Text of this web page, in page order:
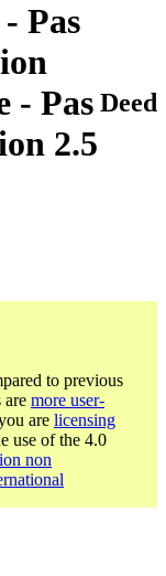
Pas
- Pas
2.5
Deed
to previous
are more user-
are licensing
use of the 4.0
non